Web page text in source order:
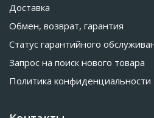
Доставка
Обмен, возврат, гарантия
Статус гарантийного
Запрос на поиск нового товара
Политика конфиденциальности